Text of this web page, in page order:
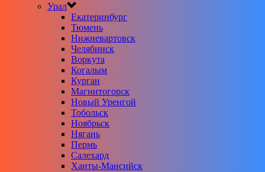
Урал
Екатеринбург
Тюмень
Нижневартовск
Челябинск
Воркута
Когалым
Курган
Магнитогорск
Новый Уренгой
Тобольск
Ноябрьск
Нягань
Пермь
Салехард
Ханты-Мансийск